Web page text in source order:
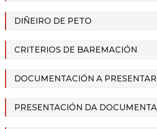
DIÑEIRO DE PETO
CRITERIOS DE BAREMACIÓN
DOCUMENTACIÓN A PRESENTAR
PRESENTACIÓN DA